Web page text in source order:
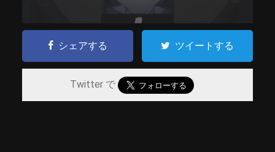
シェアする ツイートする
Twitter で